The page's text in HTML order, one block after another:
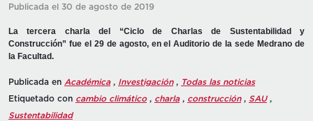
Publicada el 30 de agosto de 2019
La tercera charla del “Ciclo de Charlas de Sustentabilidad y
Construcción” fue el 29 de agosto, en el Auditorio de la sede Medrano de
la Facultad.
Publicada en Académica, Investigación, Todas las noticias
Etiquetado con cambio climático, charla, construcción, SAU,
Sustentabilidad